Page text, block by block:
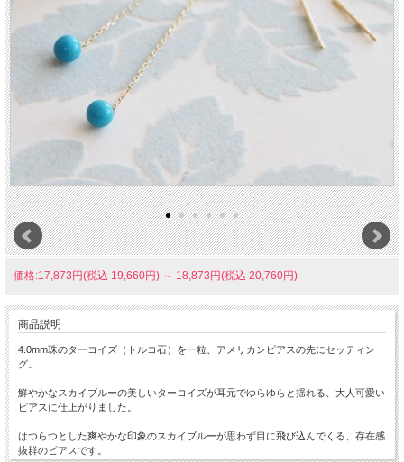
価格:17,873円(税込 19,660円) ～ 18,873円(税込 20,760円)
商品説明
4.0mm珠のターコイズ（トルコ石）を一粒、アメリカンピアスの先にセッティン
グ。
鮮やかなスカイブルーの美しいターコイズが耳元でゆらゆらと揺れる、大人可愛い
ピアスに仕上がりました。
はつらつとした爽やかな印象のスカイブルーが思わず目に飛び込んでくる、存在感
抜群のピアスです。